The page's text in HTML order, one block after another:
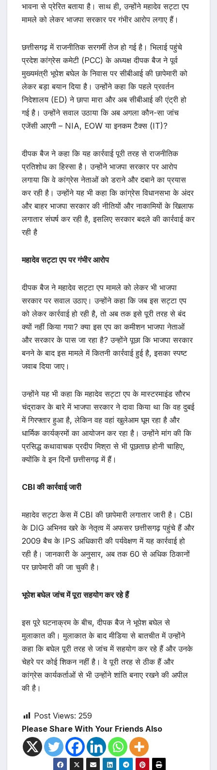
भावना से प्रेरित बताया है। साथ ही, उन्होंने महादेव सट्टा एप
मामले को लेकर भाजपा सरकार पर गंभीर आरोप लगाए हैं।
छत्तीसगढ़ में राजनीतिक सरगर्मी तेज हो गई है। भिलाई पहुंचे
प्रदेश कांग्रेस कमेटी (PCC) के अध्यक्ष दीपक बैज ने पूर्व
मुख्यमंत्री भूपेश बघेल के निवास पर सीबीआई की छापेमारी को
लेकर बड़ा बयान दिया है। उन्होंने कहा कि पहले प्रवर्तन
निदेशालय (ED) ने छापा मारा और अब सीबीआई की एंट्री हो
गई है। उन्होंने सवाल उठाया कि अब अगला कौन-सा जांच
एजेंसी आएगी – NIA, EOW या इनकम टैक्स (IT)?
दीपक बैज ने कहा कि यह कार्रवाई पूरी तरह से राजनीतिक
प्रतिशोध का हिस्सा है। उन्होंने भाजपा सरकार पर आरोप
लगाया कि वे कांग्रेस नेताओं को डराने और दबाने का प्रयास
कर रही है। उन्होंने यह भी कहा कि कांग्रेस विधानसभा के अंदर
और बाहर भाजपा सरकार की नीतियों और नाकामियों के खिलाफ
लगातार संघर्ष कर रही है, इसलिए सरकार बदले की कार्रवाई कर
रही है
महादेव सट्टा एप पर गंभीर आरोप
दीपक बैज ने महादेव सट्टा एप मामले को लेकर भी भाजपा
सरकार पर सवाल उठाए। उन्होंने कहा कि जब इस सट्टा एप
को लेकर कार्रवाई हो रही है, तो अब तक इसे पूरी तरह से बंद
क्यों नहीं किया गया? क्या इस एप का कमीशन भाजपा नेताओं
और सरकार के पास जा रहा है? उन्होंने पूछा कि भाजपा सरकार
बनने के बाद इस मामले में कितनी कार्रवाई हुई है, इसका स्पष्ट
जवाब दिया जाए।
उन्होंने यह भी कहा कि महादेव सट्टा एप के मास्टरमाइंड सौरभ
चंद्राकर के बारे में भाजपा सरकार ने दावा किया था कि वह दुबई
में गिरफ्तार हुआ है, लेकिन वह वहां खुलेआम घूम रहा है और
धार्मिक कार्यक्रमों का आयोजन कर रहा है। उन्होंने मांग की कि
प्रसिद्ध कथावाचक प्रदीप मिश्रा से भी पूछताछ होनी चाहिए,
क्योंकि वे इन दिनों छत्तीसगढ़ में हैं।
CBI की कार्रवाई जारी
महादेव सट्टा केस में CBI की छापेमारी लगातार जारी है। CBI
के DIG अभिनव खरे के नेतृत्व में अफसर छत्तीसगढ़ पहुंचे हैं और
2009 बैच के IPS अधिकारी की पर्यवेक्षण में यह कार्रवाई हो
रही है। जानकारी के अनुसार, अब तक 60 से अधिक ठिकानों
पर छापेमारी की जा चुकी है।
भूपेश बघेल जांच में पूरा सहयोग कर रहे हैं
इस पूरे घटनाक्रम के बीच, दीपक बैज ने भूपेश बघेल से
मुलाकात की। मुलाकात के बाद मीडिया से बातचीत में उन्होंने
कहा कि बघेल पूरी तरह से जांच में सहयोग कर रहे हैं और उनके
चेहरे पर कोई शिकन नहीं है। वे पूरी तरह से ठीक हैं और
कांग्रेस कार्यकर्ताओं से भी उन्होंने शांति बनाए रखने की अपील
की है।
Post Views: 259
Please Share With Your Friends Also